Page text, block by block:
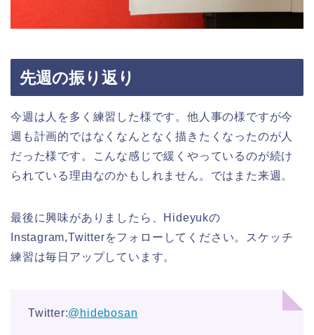
先週の振り返り
今週は人を多く練習した様です。他人事の様ですが今
週も計画的ではなくなんとなく描きたくなったのが人
だった様です。こんな感じで緩くやっているのが続け
られている理由なのかもしれません。ではまた来週。
最後に興味がありましたら、Hideyukの
Instagram,Twitterをフォローしてください。スケッチ
練習は毎日アップしています。
Twitter:@hidebosan